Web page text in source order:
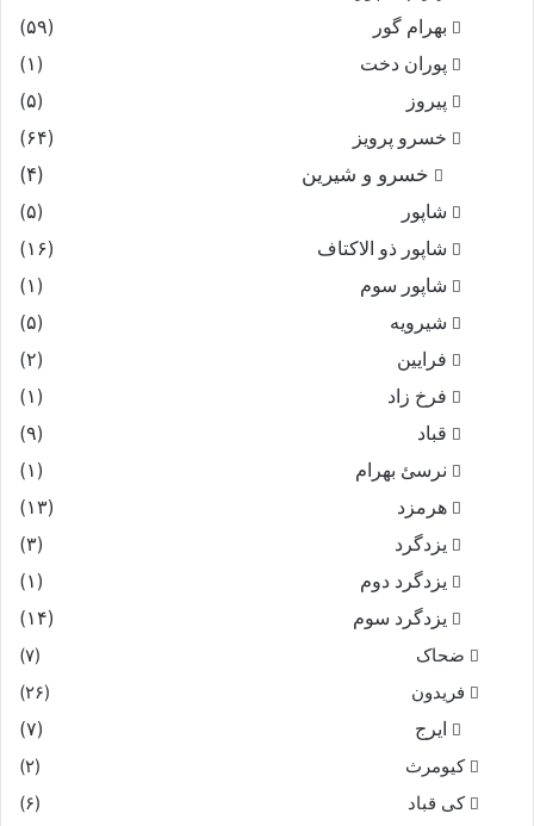
بهرام گور
(۵۹)
پوران دخت
(۱)
پیروز
(۵)
خسرو پرویز
(۶۴)
خسرو و شیرین (۴)
شاپور
(۵)
شاپور ذو الاکتاف
(۱۶)
شاپور سوم‏
(۱)
شیرویه
(۵)
فرایین
(۲)
فرخ زاد
(۱)
قباد
(۹)
نرسئ بهرام‏
(۱)
هرمزد
(۱۳)
یزدگرد
(۳)
یزدگرد دوم
(۱)
یزدگرد سوم
(۱۴)
ضحاک
(۷)
فریدون
(۲۶)
ایرج
(۷)
کیومرث
(۲)
کی قباد
(۶)